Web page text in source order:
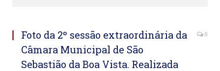
Foto da 2º sessão extraordinária da
Câmara Municipal de São
Sebastião da Boa Vista. Realizada
0